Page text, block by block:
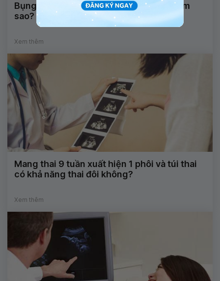
Bụng thai nhi 29 xuất hiện dị vật, phải làm
sao?
Xem thêm
Mang thai 9 tuần xuất hiện 1 phôi và túi thai
có khả năng thai đôi không?
Xem thêm